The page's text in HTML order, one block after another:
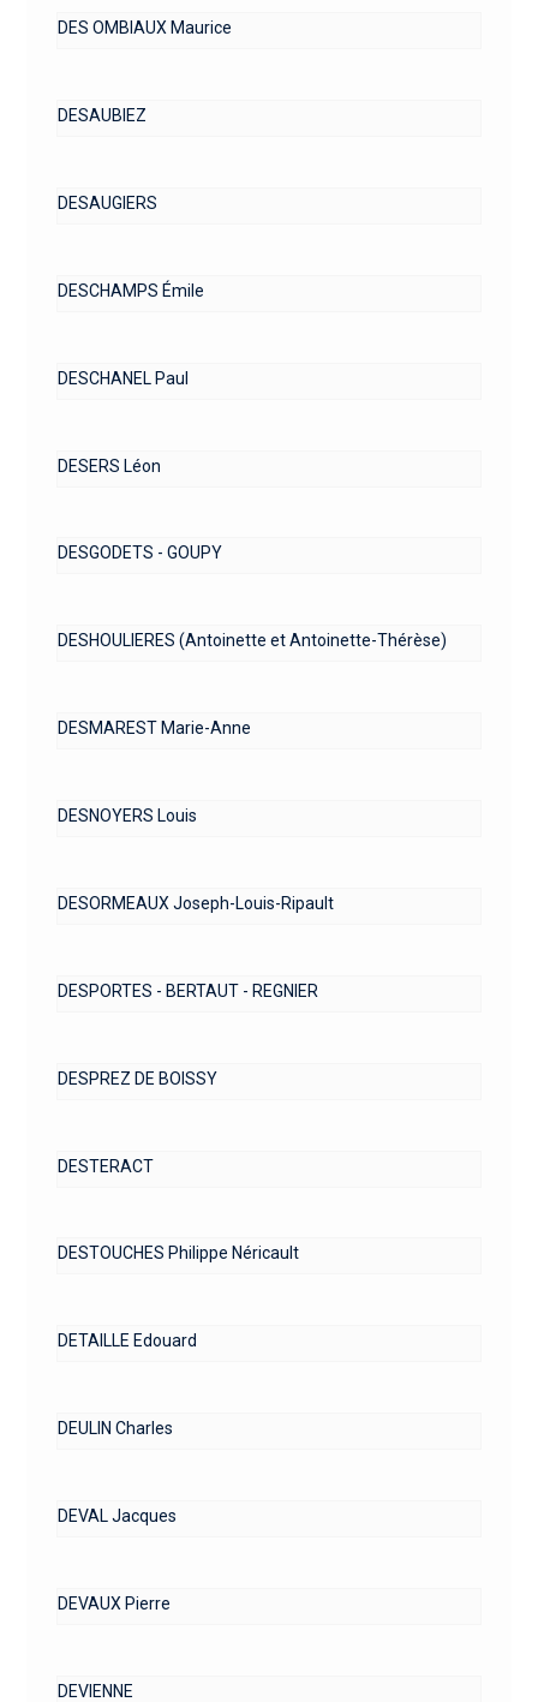
DES OMBIAUX Maurice
DESAUBIEZ
DESAUGIERS
DESCHAMPS Émile
DESCHANEL Paul
DESERS Léon
DESGODETS - GOUPY
DESHOULIERES (Antoinette et Antoinette-Thérèse)
DESMAREST Marie-Anne
DESNOYERS Louis
DESORMEAUX Joseph-Louis-Ripault
DESPORTES - BERTAUT - REGNIER
DESPREZ DE BOISSY
DESTERACT
DESTOUCHES Philippe Néricault
DETAILLE Edouard
DEULIN Charles
DEVAL Jacques
DEVAUX Pierre
DEVIENNE